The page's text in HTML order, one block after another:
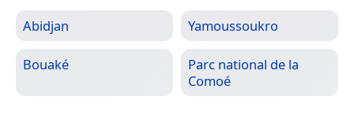
Abidjan Yamoussoukro
Bouaké
Parc national de la
Comoé